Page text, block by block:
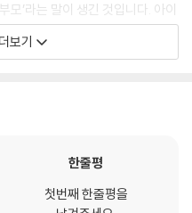
동을 다들 나쁜 것으로 생각하지
행동을 보면 첫째가 둘째에게 질
대로 할 수 있게 도와주되 일상생
라 하지 않습니다. 스마트폰으로
모’라는 말이 생긴 것입니다. 아이
달라지기 때문입니다. 그러나
관계는 없습니다.
들으러 다니고, 담임교사와 상
문제를 해결하고 잘 키우기 위
보기
한줄평
첫번째 한줄평을